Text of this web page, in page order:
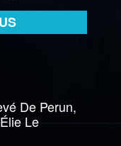
De Perun,
Le